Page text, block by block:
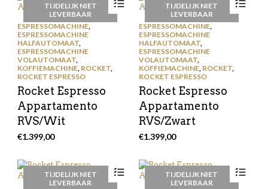
TIJDELIJK NIET
LEVERBAAR
ESPRESSOMACHINE,
ESPRESSOMACHINE
HALFAUTOMAAT,
ESPRESSOMACHINE
VOLAUTOMAAT,
KOFFIEMACHINE, ROCKET,
ROCKET ESPRESSO
Rocket Espresso
Appartamento
RVS/Wit
€1.399,00
TIJDELIJK NIET
LEVERBAAR
ESPRESSOMACHINE,
ESPRESSOMACHINE
HALFAUTOMAAT,
ESPRESSOMACHINE
VOLAUTOMAAT,
KOFFIEMACHINE, ROCKET,
ROCKET ESPRESSO
Rocket Espresso
Appartamento
RVS/Zwart
€1.399,00
TIJDELIJK NIET
LEVERBAAR
TIJDELIJK NIET
LEVERBAAR